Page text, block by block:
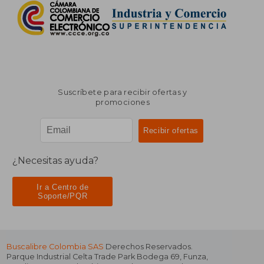
Suscríbete para recibir ofertas y
promociones
¿Necesitas ayuda?
Ir a Centro de
Soporte/PQR
Buscalibre Colombia SAS Derechos Reservados.
Parque Industrial Celta Trade Park Bodega 69, Funza,